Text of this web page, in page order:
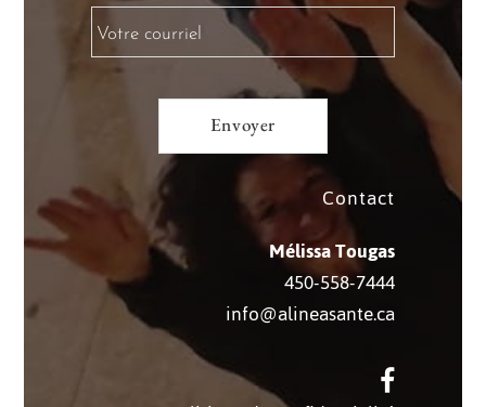
Contact
Mélissa Tougas
450-558-7444
info@alineasante.ca